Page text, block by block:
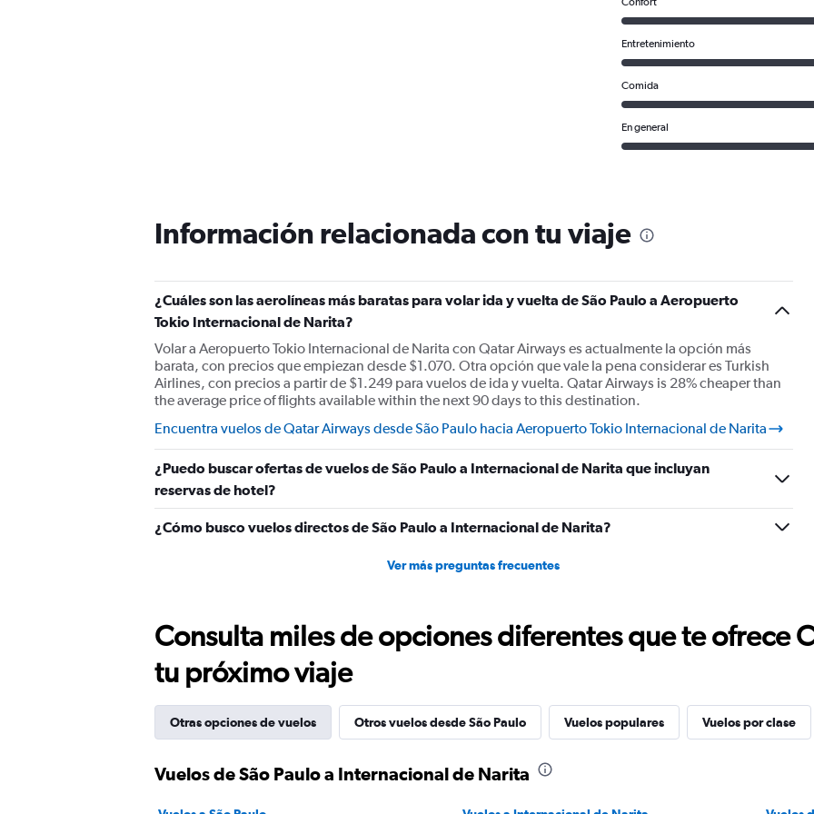
Entretenimiento
Comida
En general
Información relacionada con tu viaje
¿Cuáles son las aerolíneas más baratas para volar ida y vuelta de São Paulo a Aeropuerto
Tokio Internacional de Narita?
Volar a Aeropuerto Tokio Internacional de Narita con Qatar Airways es actualmente la opción más
barata, con precios que empiezan desde $1.070. Otra opción que vale la pena considerar es Turkish
Airlines, con precios a partir de $1.249 para vuelos de ida y vuelta. Qatar Airways is 28% cheaper than
the average price of flights available within the next 90 days to this destination.
Encuentra vuelos de Qatar Airways desde São Paulo hacia Aeropuerto Tokio Internacional de Narita
¿Puedo buscar ofertas de vuelos de São Paulo a Internacional de Narita que incluyan
reservas de hotel?
¿Cómo busco vuelos directos de São Paulo a Internacional de Narita?
Ver más preguntas frecuentes
Consulta miles de opciones diferentes que te ofrece
tu próximo viaje
Otras opciones de vuelos Otros vuelos desde São Paulo Vuelos populares Vuelos por clase
Vuelos de São Paulo a Internacional de Narita